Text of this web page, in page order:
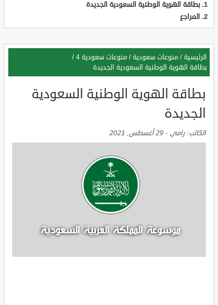
بطاقة الهوية الوطنية السعودية الجديدة
المراجع
الرئيسية / منوعات سعودية / منوعات سعودية 4
/
بطاقة الهوية الوطنية السعودية الجديدة
بطاقة الهوية الوطنية السعودية
الجديدة
الكاتب: رامي - 29 أغسطس, 2021